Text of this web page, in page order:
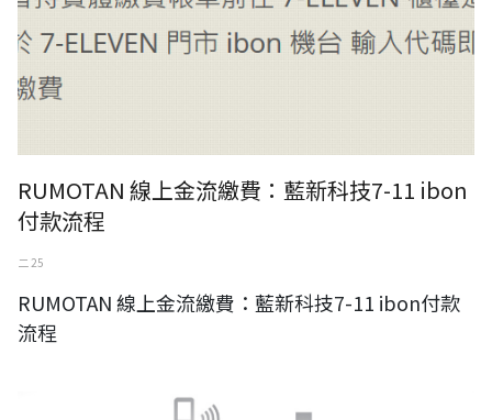
RUMOTAN 線上金流繳費：藍新科技7-11 ibon
付款流程
二 25
RUMOTAN 線上金流繳費：藍新科技7-11 ibon付款
流程
RUMOTAN 線上金流繳費：藍新科技付款流程